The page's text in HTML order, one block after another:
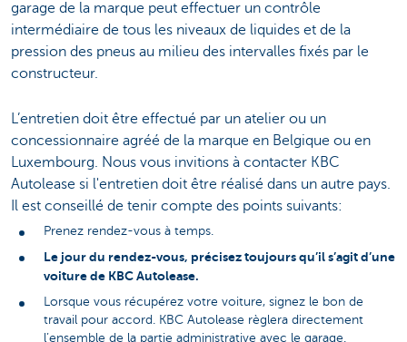
garage de la marque peut effectuer un contrôle
intermédiaire de tous les niveaux de liquides et de la
pression des pneus au milieu des intervalles fixés par le
constructeur.
L’entretien doit être effectué par un atelier ou un
concessionnaire agréé de la marque en Belgique ou en
Luxembourg. Nous vous invitions à contacter KBC
Autolease si l'entretien doit être réalisé dans un autre pays.
Il est conseillé de tenir compte des points suivants:
Prenez rendez-vous à temps.
Le jour du rendez-vous, précisez toujours qu’il s’agit d’une
voiture de KBC Autolease.
Lorsque vous récupérez votre voiture, signez le bon de
travail pour accord. KBC Autolease règlera directement
l’ensemble de la partie administrative avec le garage.